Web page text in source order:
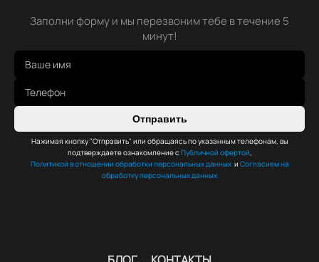
Заполни форму и мы перезвоним тебе в течение 5
минут!
Отправить
Нажимая кнопку "Отправить" или обращаясь по указанным телефонам, вы
подтверждаете ознакомление с Публичной офертой,
Политикой в отношении обработки персональных данных и Согласием на
обработку персональных данных